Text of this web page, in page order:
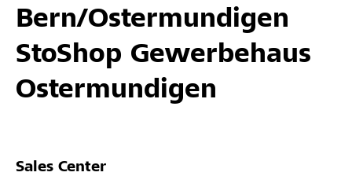
Bern/Ostermundigen
StoShop Gewerbehaus
Ostermundigen
Sales Center